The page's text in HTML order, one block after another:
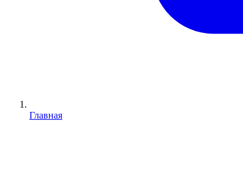
Главная